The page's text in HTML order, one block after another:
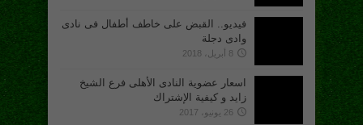
فيديو.. القبض على خاطف أطفال فى نادى
وادى دجلة
8 أبريل، 2018
اسعار عضوية النادى الأهلى فرع الشيخ
زايد و كيفية الإشتراك
26 يونيو، 2017